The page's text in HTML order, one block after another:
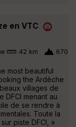
en VTC
42 km
670
most beautiful
the Ardèche
villages de
DFCI menant au
de se rendre à
Toute la
piste DFCI, »